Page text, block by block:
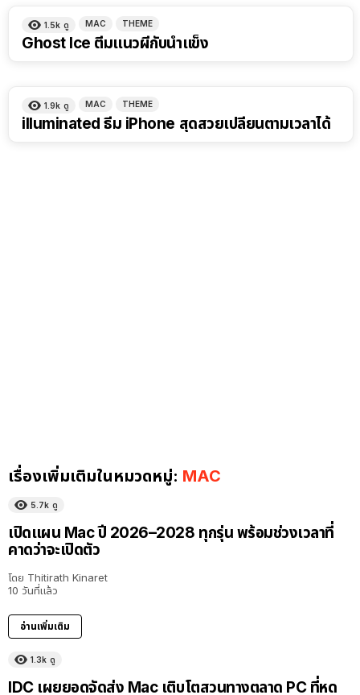
1.5k ดู MAC THEME
Ghost Ice ตีมแนวผีกับน้ำแข็ง
1.9k ดู MAC THEME
illuminated ธีม iPhone สุดสวยเปลี่ยนตามเวลาได้
เรื่องเพิ่มเติมในหมวดหมู่: MAC
5.7k ดู
เปิดแผน Mac ปี 2026–2028 ทุกรุ่น พร้อมช่วงเวลาที่
คาดว่าจะเปิดตัว
โดย Thitirath Kinaret
10 วันที่แล้ว
อ่านเพิ่มเติม
1.3k ดู
IDC เผยยอดจัดส่ง Mac เติบโตสวนทางตลาด PC ที่หด